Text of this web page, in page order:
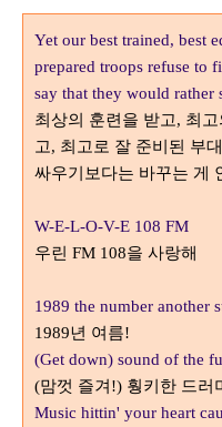
Yet our best trained, best
prepared troops refuse to
say that they would rather
최상의 훈련을 받고, 최
고, 최고로 잘 준비된 부
싸우기보다는 바꾸는 게
W-E-L-O-V-E 108 FM
우린 FM 108을 사랑해
1989 the number another
1989년 여름!
(Get down) sound of the
(맘껏 즐겨!) 훵키한 드러
Music hittin' your heart